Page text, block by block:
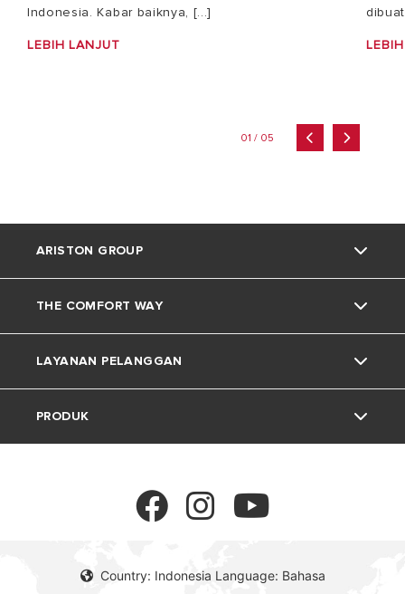
Indonesia. Kabar baiknya, [...]
LEBIH LANJUT
01 / 05
Country: Indonesia Language: Bahasa
ARISTON GROUP
Tentang Ariston
Grup
Karir
THE COMFORT WAY
Trik dan Kiat
Kehidupan Rumah
LAYANAN PELANGGAN
Kontak
PRODUK
Pemanas Air Tenaga Surya